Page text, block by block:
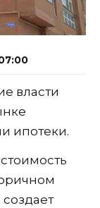
власти
ипотеки.